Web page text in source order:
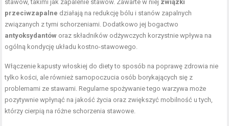
stawów, takimi jak zapalenie stawów. Zawarte w niej związki
przeciwzapalne działają na redukcję bólu i stanów zapalnych
związanych z tymi schorzeniami. Dodatkowo jej bogactwo
antyoksydantów oraz składników odżywczych korzystnie wpływa na
ogólną kondycję układu kostno-stawowego.
Włączenie kapusty włoskiej do diety to sposób na poprawę zdrowia nie
tylko kości, ale również samopoczucia osób borykających się z
problemami ze stawami. Regularne spożywanie tego warzywa może
pozytywnie wpłynąć na jakość życia oraz zwiększyć mobilność u tych,
którzy cierpią na różne schorzenia stawowe.